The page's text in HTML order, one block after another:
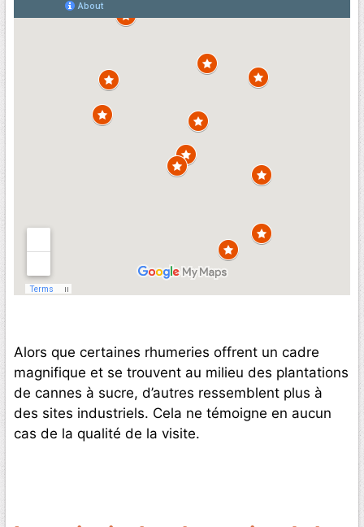
Alors que certaines rhumeries offrent un cadre
magnifique et se trouvent au milieu des plantations
de cannes à sucre, d’autres ressemblent plus à
des sites industriels. Cela ne témoigne en aucun
cas de la qualité de la visite.